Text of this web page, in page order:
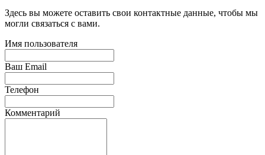
Здесь вы можете оставить свои контактные данные, чтобы мы
могли связаться с вами.
Имя пользователя
Ваш Email
Телефон
Комментарий